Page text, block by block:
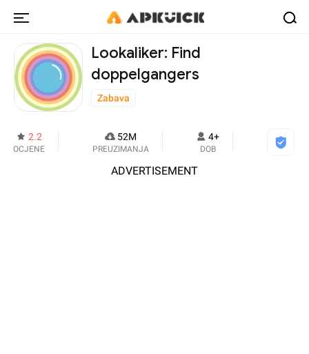
Lookaliker: Find
doppelgangers
Zabava
2.2
OCJENE
52M
PREUZIMANJA
4+
DOB
ADVERTISEMENT